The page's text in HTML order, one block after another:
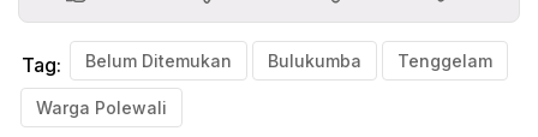
Tag: Belum Ditemukan Bulukumba Tenggelam
Warga Polewali